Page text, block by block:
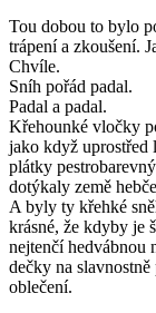
Tou dobou to bylo
trápení a zkoušení.
Chvíle.
Sníh pořád padal.
Padal a padal.
Křehounké vločky
jako když uprostřed
plátky
dotýkaly země
A byly ty křehké
krásné, že kdyby je
nejtenčí hedvábnou
dečky na
oblečení.